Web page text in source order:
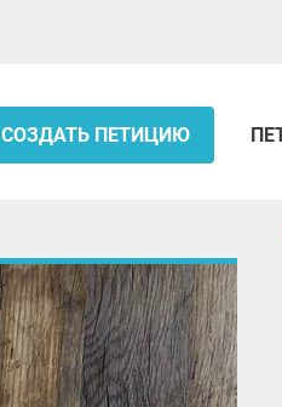
СОЗДАТЬ ПЕТИЦИЮ